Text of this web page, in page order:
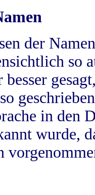
der
so
besser
in
wurde,